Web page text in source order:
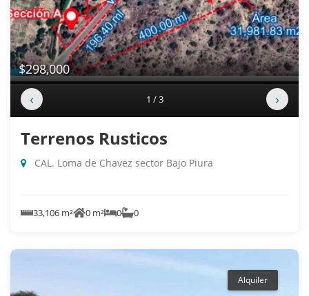
$298,000
‹ 1 / 3 ›
Terrenos Rusticos
CAL. Loma de Chavez sector Bajo Piura
33,106 m² 0 m² 0 0
Alquiler